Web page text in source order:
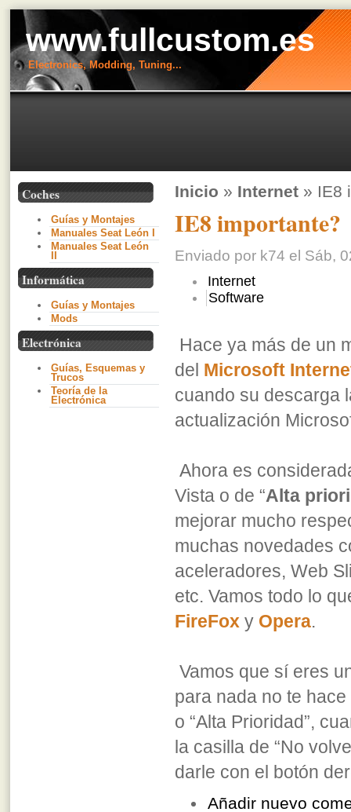
www.fullcustom.es
Electronics, Modding, Tuning...
Coches
Guías y Montajes
Manuales Seat León I
Manuales Seat León
Informática
Guías y Montajes
Mods
Electrónica
Guías, Esquemas y
Trucos
Teoría de la
Electrónica
Inicio » Internet » IE8
IE8 importante?
Enviado por k74 el Sáb,
Internet
Software
Hace ya más de un
del Microsoft
cuando su descarga
actualización
Ahora es
Vista o de “Alta
mejorar mucho
muchas novedades
aceleradores, Web
etc. Vamos todo lo
FireFox y Opera.
Vamos que sí eres
para nada no te hace
o “Alta Prioridad”,
la casilla de “No
darle con el botón
Añadir nuevo